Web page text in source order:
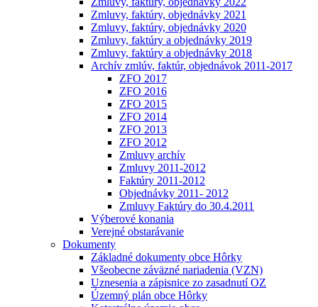
Zmluvy, faktúry, objednávky 2021
Zmluvy, faktúry, objednávky 2020
Zmluvy, faktúry a objednávky 2019
Zmluvy, faktúry a objednávky 2018
Archív zmlúv, faktúr, objednávok 2011-2017
ZFO 2017
ZFO 2016
ZFO 2015
ZFO 2014
ZFO 2013
ZFO 2012
Zmluvy archív
Zmluvy 2011-2012
Faktúry 2011-2012
Objednávky 2011- 2012
Zmluvy Faktúry do 30.4.2011
Výberové konania
Verejné obstarávanie
Dokumenty
Základné dokumenty obce Hôrky
Všeobecne záväzné nariadenia (VZN)
Uznesenia a zápisnice zo zasadnutí OZ
Územný plán obce Hôrky